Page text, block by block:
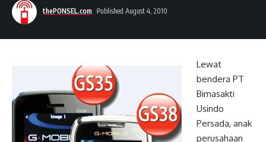
thePONSEL.com Published August 4, 2010
Lewat
bendera PT
Bimasakti
Usindo
Persada, anak
perusahaan